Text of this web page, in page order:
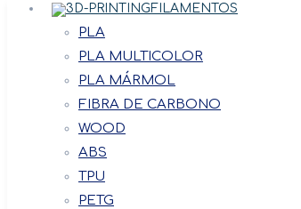
FILAMENTOS
PLA
PLA MULTICOLOR
PLA MÁRMOL
FIBRA DE CARBONO
WOOD
ABS
TPU
PETG